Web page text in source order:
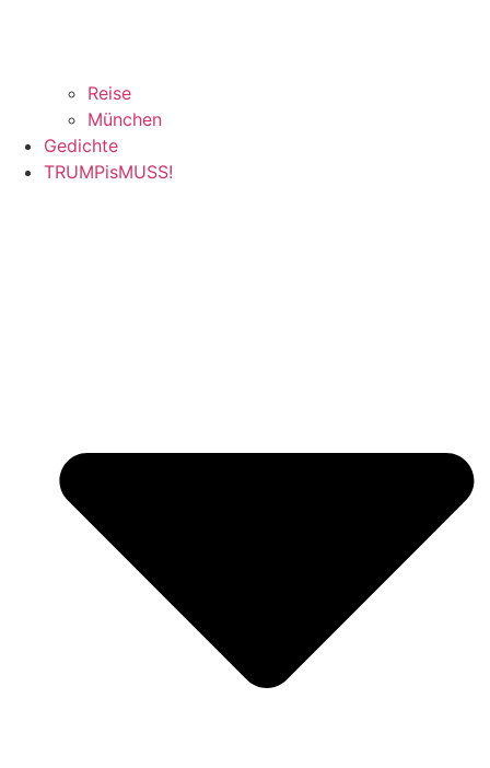
Reise
München
Gedichte
TRUMPisMUSS!